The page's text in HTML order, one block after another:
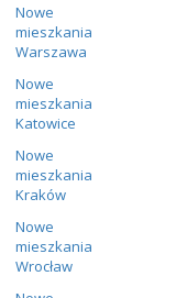
Nowe
mieszkania
Warszawa
Nowe
mieszkania
Katowice
Nowe
mieszkania
Kraków
Nowe
mieszkania
Wrocław